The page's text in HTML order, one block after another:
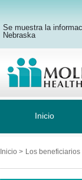
Se muestra la
Nebraska
Inicio
Inicio > Los beneficiarios